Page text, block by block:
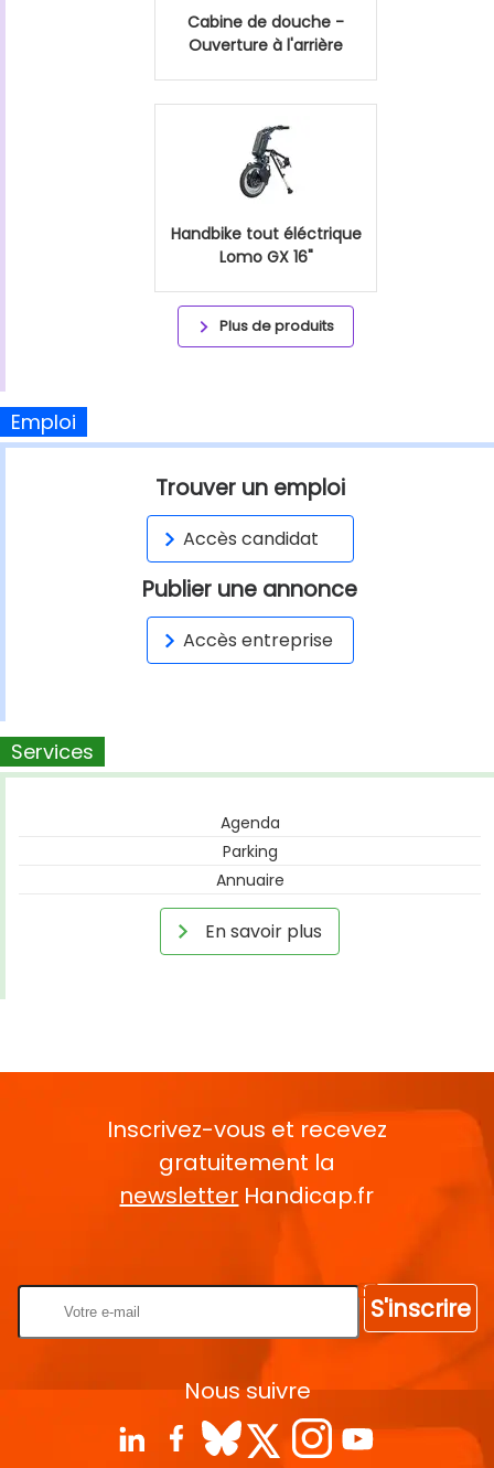
Cabine de douche -
Ouverture à l'arrière
Handbike tout éléctrique
Lomo GX 16"
Plus de produits
Emploi
Trouver un emploi
Accès candidat
Publier une annonce
Accès entreprise
Services
Agenda
Parking
Annuaire
En savoir plus
Inscrivez-vous et recevez
gratuitement la
newsletter Handicap.fr
S'inscrire
Nous suivre